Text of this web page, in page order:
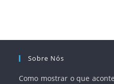
Sobre Nós
Como mostrar o que